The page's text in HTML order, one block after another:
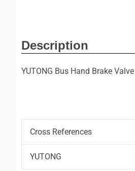
Description
YUTONG Bus Hand Brake
Cross References
YUTONG